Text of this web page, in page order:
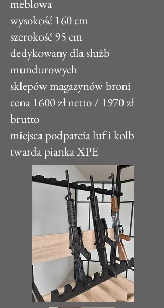
meblowa
wysokość 160 cm
szerokość 95 cm
dedykowany dla służb
mundurowych
sklepów magazynów broni
cena 1600 zł netto / 1970 zł
brutto
miejsca podparcia luf i kolb
twarda pianka XPE